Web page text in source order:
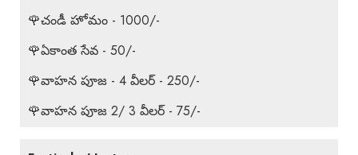
🌹చండీ హోమం - 1000/-
🌹ఏకాంత సేవ - 50/-
🌹వాహన పూజ - 4 వీలర్ - 250/-
🌹వాహన పూజ 2/ 3 వీలర్ - 75/-